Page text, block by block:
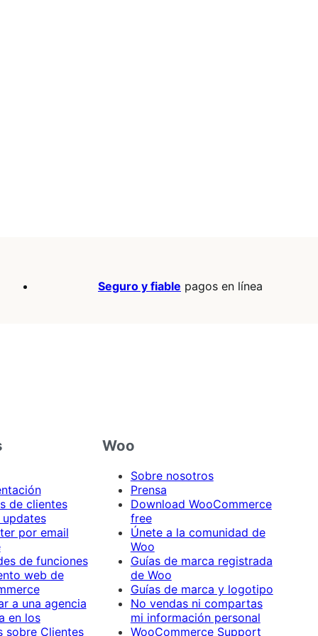
Seguro y fiable pagos en línea
de clientes
por email
de funciones
web de
a una agencia
en los
sobre Clientes
Woo
Sobre nosotros
Prensa
Download WooCommerce
free
Únete a la comunidad de
Woo
Guías de marca registrada
de Woo
Guías de marca y logotipo
No vendas ni compartas
mi información personal
WooCommerce Support